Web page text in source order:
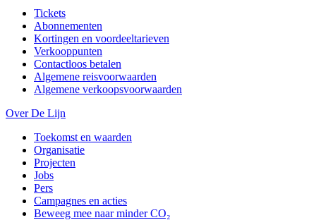
Tickets
Abonnementen
Kortingen en voordeeltarieven
Verkooppunten
Contactloos betalen
Algemene reisvoorwaarden
Algemene verkoopsvoorwaarden
Over De Lijn
Toekomst en waarden
Organisatie
Projecten
Jobs
Pers
Campagnes en acties
Beweeg mee naar minder CO₂